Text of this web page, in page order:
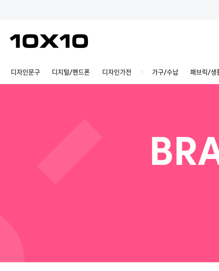
디자인문구 디지털/핸드폰 디자인가전 가구/수납 패브릭/생